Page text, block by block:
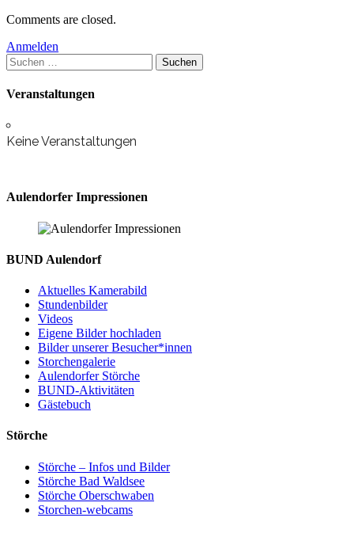
Comments are closed.
Anmelden
Suchen
nach:
Veranstaltungen
Keine Veranstaltungen
Aulendorfer Impressionen
BUND Aulendorf
Aktuelles Kamerabild
Stundenbilder
Videos
Eigene Bilder hochladen
Bilder unserer Besucher*innen
Storchengalerie
Aulendorfer Störche
BUND-Aktivitäten
Gästebuch
Störche
Störche – Infos und Bilder
Störche Bad Waldsee
Störche Oberschwaben
Storchen-webcams